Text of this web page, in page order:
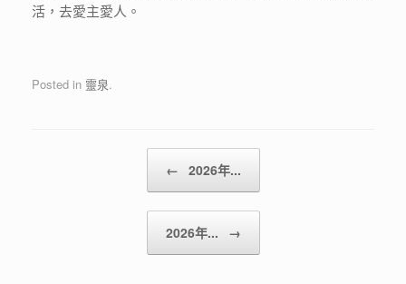
活，去愛主愛人。
Posted in 靈泉.
Post navigation
← 2026年...
2026年... →